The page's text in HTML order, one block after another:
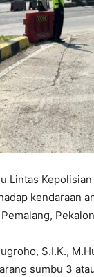
Lintas
kendaraan
S.I.K.,
sumbu 3